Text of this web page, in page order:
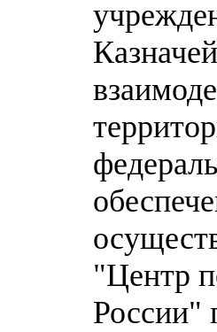
"Центр
России"